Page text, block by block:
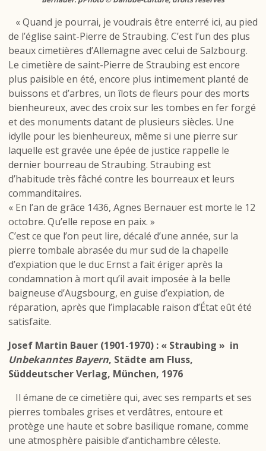
« Quand je pourrai, je voudrais être enterré ici, au pied
de l’église saint-Pierre de Straubing. C’est l’un des plus
beaux cimetières d’Allemagne avec celui de Salzbourg.
Le cimetière de saint-Pierre de Straubing est encore
plus paisible en été, encore plus intimement planté de
buissons et d’arbres, un îlots de fleurs pour des morts
bienheureux, avec des croix sur les tombes en fer forgé
et des monuments datant de plusieurs siècles. Une
idylle pour les bienheureux, même si une pierre sur
laquelle est gravée une épée de justice rappelle le
dernier bourreau de Straubing. Straubing est
d’habitude très fâché contre les bourreaux et leurs
commanditaires.
« En l’an de grâce 1436, Agnes Bernauer est morte le 12
octobre. Qu’elle repose en paix. »
C’est ce que l’on peut lire, décalé d’une année, sur la
pierre tombale abrasée du mur sud de la chapelle
d’expiation que le duc Ernst a fait ériger après la
condamnation à mort qu’il avait imposée à la belle
baigneuse d’Augsbourg, en guise d’expiation, de
réparation, après que l’implacable raison d’État eût été
satisfaite.
Josef Martin Bauer (1901-1970) : « Straubing » in
Unbekanntes Bayern, Städte am Fluss,
Süddeutscher Verlag, München, 1976
Il émane de ce cimetière qui, avec ses remparts et ses
pierres tombales grises et verdâtres, entoure et
protège une haute et sobre basilique romane, comme
une atmosphère paisible d’antichambre céleste.